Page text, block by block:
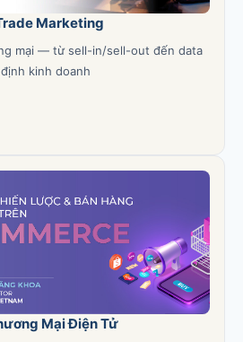
Marketing
mại — từ sell-in/sell-out đến data
kinh doanh
Mại Điện Tử